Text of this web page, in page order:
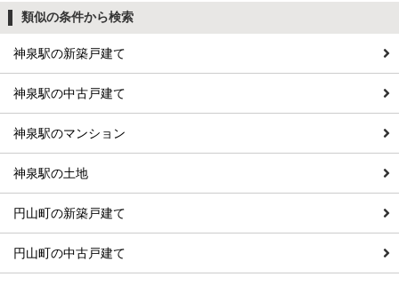
類似の条件から検索
神泉駅の新築戸建て
神泉駅の中古戸建て
神泉駅のマンション
神泉駅の土地
円山町の新築戸建て
円山町の中古戸建て